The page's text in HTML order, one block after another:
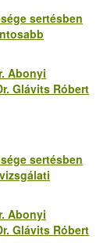
sertésben
Abonyi
Glávits Róbert
sertésben
Abonyi
Glávits Róbert